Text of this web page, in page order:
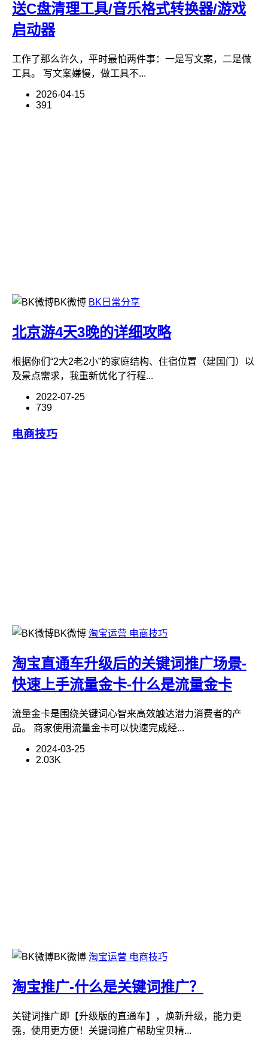
送C盘清理工具/音乐格式转换器/游戏
启动器
工作了那么许久，平时最怕两件事：一是写文案，二是做
工具。 写文案嫌慢，做工具不...
2026-04-15
391
BK微博 BK日常分享
北京游4天3晚的详细攻略
根据你们“2大2老2小”的家庭结构、住宿位置（建国门）以
及景点需求，我重新优化了行程...
2022-07-25
739
电商技巧
BK微博 淘宝运营 电商技巧
淘宝直通车升级后的关键词推广场景-
快速上手流量金卡-什么是流量金卡
流量金卡是围绕关键词心智来高效触达潜力消费者的产
品。 商家使用流量金卡可以快速完成经...
2024-03-25
2.03K
BK微博 淘宝运营 电商技巧
淘宝推广- 什么是关键词推广？
关键词推广即【升级版的直通车】，焕新升级，能力更
强，使用更方便！关键词推广帮助宝贝精...